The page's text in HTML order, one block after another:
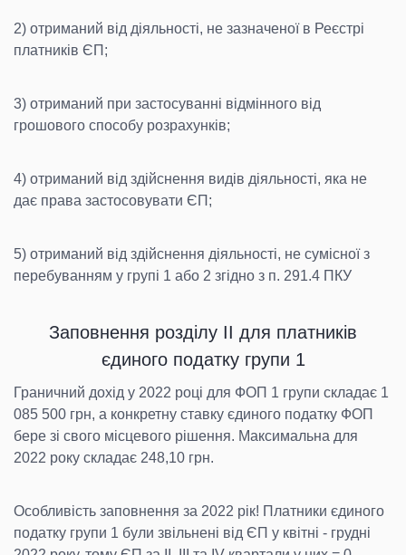
2) отриманий від діяльності, не зазначеної в Реєстрі
платників ЄП;
3) отриманий при застосуванні відмінного від
грошового способу розрахунків;
4) отриманий від здійснення видів діяльності, яка не
дає права застосовувати ЄП;
5) отриманий від здійснення діяльності, не сумісної з
перебуванням у групі 1 або 2 згідно з п. 291.4 ПКУ
Заповнення розділу ІІ для платників
єдиного податку групи 1
Граничний дохід у 2022 році для ФОП 1 групи складає 1
085 500 грн, а конкретну ставку єдиного податку ФОП
бере зі свого місцевого рішення. Максимальна для
2022 року складає 248,10 грн.
Особливість заповнення за 2022 рік! Платники єдиного
податку групи 1 були звільнені від ЄП у квітні - грудні